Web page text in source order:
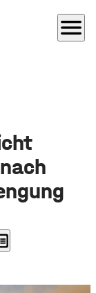
menu